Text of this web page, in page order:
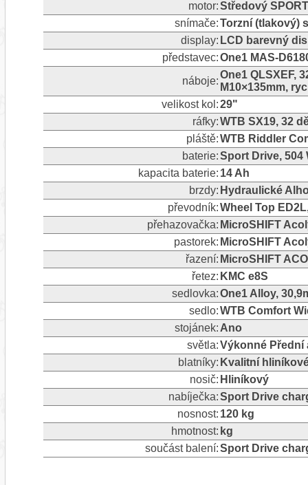
motor:Středový
snímače:Torzní (tlakový)
display: LCD barevný
představec:One1 MAS-
náboje:
One1 QLSXEF,
M10×135mm,
velikost kol:29"
ráfky:WTB SX19, 32
pláště:WTB Riddler
baterie:Sport Drive, 504
kapacita baterie: 14 Ah
brzdy: Hydraulické
převodník:Wheel Top
přehazovačka: MicroSHIFT
pastorek: MicroSHIFT
řazení: MicroSHIFT
řetez: KMC e8S
sedlovka:One1 Alloy,
sedlo:WTB Comfort
stojánek: Ano
světla:Výkonné Přední
blatníky: Kvalitní
nosič: Hliníkový
nabíječka:Sport Drive
nosnost: 120 kg
hmotnost: kg
součást balení:Sport Drive